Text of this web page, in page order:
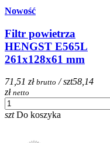
Nowość
Filtr powietrza
HENGST E565L
261x128x61 mm
71,51 zł brutto / szt58,14
zł netto
szt Do koszyka